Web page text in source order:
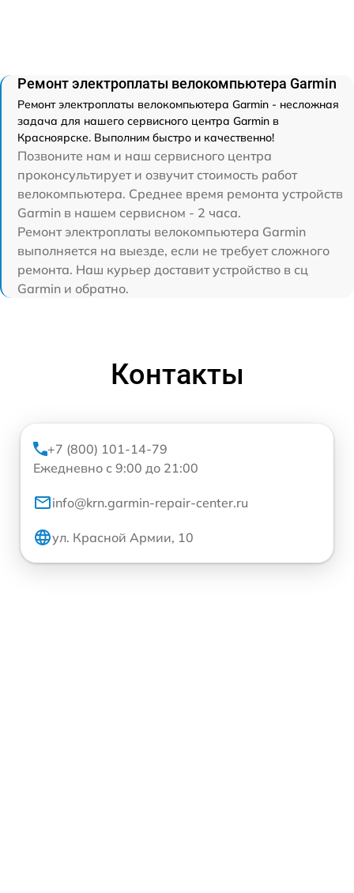
Ремонт электроплаты велокомпьютера Garmin
Ремонт электроплаты велокомпьютера Garmin - несложная
задача для нашего сервисного центра Garmin в
Красноярске. Выполним быстро и качественно!
Позвоните нам и наш сервисного центра
проконсультирует и озвучит стоимость работ
велокомпьютера. Среднее время ремонта устройств
Garmin в нашем сервисном - 2 часа.
Ремонт электроплаты велокомпьютера Garmin
выполняется на выезде, если не требует сложного
ремонта. Наш курьер доставит устройство в сц
Garmin и обратно.
Контакты
+7 (800) 101-14-79
Ежедневно с 9:00 до 21:00
info@krn.garmin-repair-center.ru
ул. Красной Армии, 10